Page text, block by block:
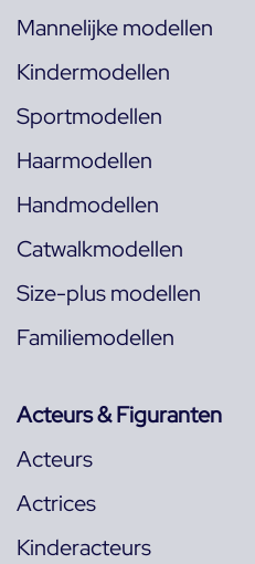
Mannelijke modellen
Kindermodellen
Sportmodellen
Haarmodellen
Handmodellen
Catwalkmodellen
Size-plus modellen
Familiemodellen
Acteurs & Figuranten
Acteurs
Actrices
Kinderacteurs